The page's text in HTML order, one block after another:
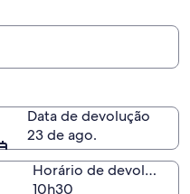
Data de devolução
23 de ago.
Horário de devolução